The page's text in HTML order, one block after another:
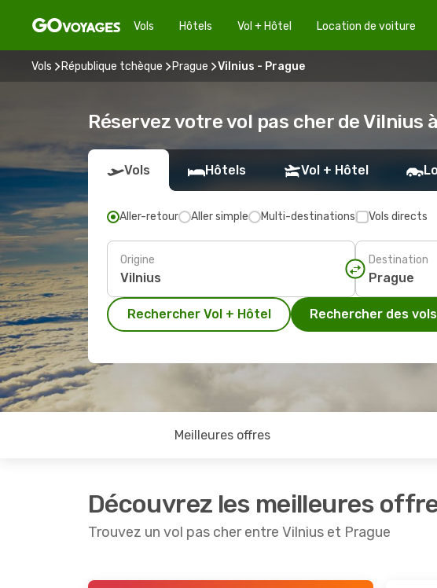
Vols Hôtels Vol + Hôtel Location de voiture
Vols République tchèque Prague Vilnius - Prague
Réservez votre vol pas cher de Vilnius
Vols Hôtels Vol + Hôtel
Aller-retour Aller simple Multi-destinations Vols directs
Origine Destination
Rechercher Vol + Hôtel Rechercher des vols
Meilleures offres
Découvrez les meilleures
Trouvez un vol pas cher entre Vilnius et Prague